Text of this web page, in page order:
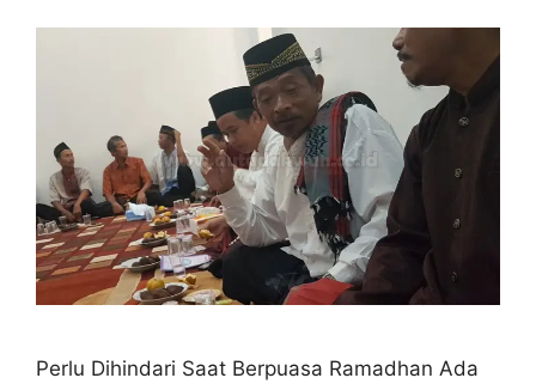
Perlu Dihindari Saat Berpuasa Ramadhan Ada